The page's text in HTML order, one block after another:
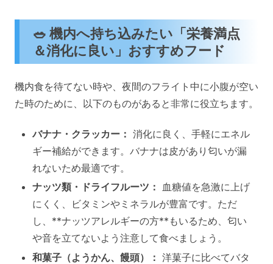
🥗 機内へ持ち込みたい「栄養満点
＆消化に良い」おすすめフード
機内食を待てない時や、夜間のフライト中に小腹が空い
た時のために、以下のものがあると非常に役立ちます。
バナナ・クラッカー： 消化に良く、手軽にエネル
ギー補給ができます。バナナは皮があり匂いが漏
れないため最適です。
ナッツ類・ドライフルーツ：
血糖値を急激に上げ
にくく、ビタミンやミネラルが豊富です。ただ
し、**ナッツアレルギーの方**もいるため、匂い
や音を立てないよう注意して食べましょう。
和菓子（ようかん、饅頭）： 洋菓子に比べてバタ